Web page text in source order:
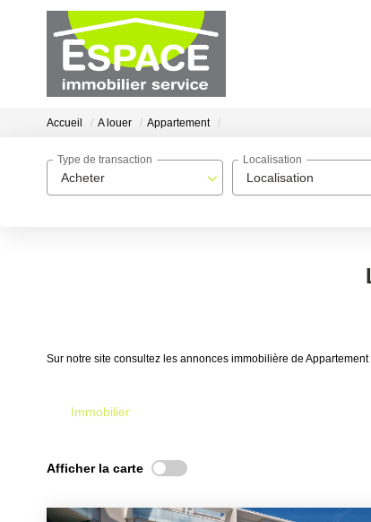
Accueil A louer Appartement
Acheter
Type de transaction
Localisation
Localisation
Sur notre site consultez les annonces immobilière de
Immobilier
Afficher la carte